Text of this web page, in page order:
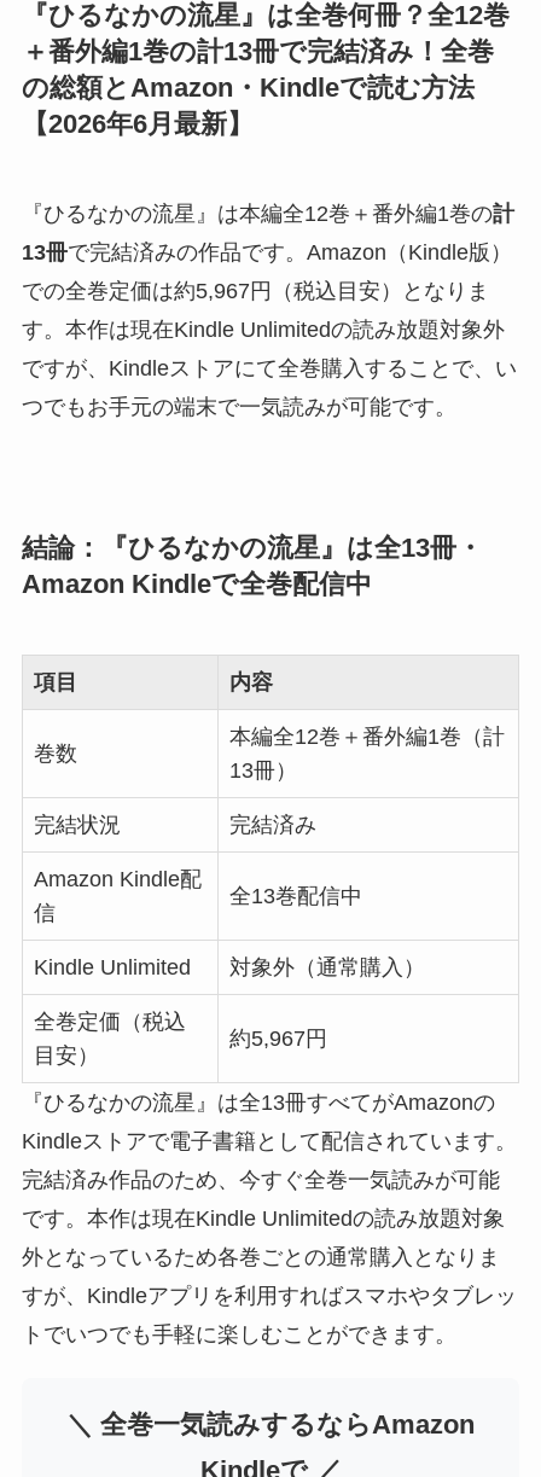
『ひるなかの流星』は全巻何冊？全12巻
＋番外編1巻の計13冊で完結済み！全巻
の総額とAmazon・Kindleで読む方法
【2026年6月最新】
『ひるなかの流星』は本編全12巻＋番外編1巻の計
13冊で完結済みの作品です。Amazon（Kindle版）
での全巻定価は約5,967円（税込目安）となりま
す。本作は現在Kindle Unlimitedの読み放題対象外
ですが、Kindleストアにて全巻購入することで、い
つでもお手元の端末で一気読みが可能です。
結論：『ひるなかの流星』は全13冊・
Amazon Kindleで全巻配信中
項目 内容
巻数
本編全12巻＋番外編1巻（計
13冊）
完結状況 完結済み
Amazon Kindle配
信
全13巻配信中
Kindle Unlimited 対象外（通常購入）
全巻定価（税込
目安）
約5,967円
『ひるなかの流星』は全13冊すべてがAmazonの
Kindleストアで電子書籍として配信されています。
完結済み作品のため、今すぐ全巻一気読みが可能
です。本作は現在Kindle Unlimitedの読み放題対象
外となっているため各巻ごとの通常購入となりま
すが、Kindleアプリを利用すればスマホやタブレッ
トでいつでも手軽に楽しむことができます。
＼ 全巻一気読みするならAmazon